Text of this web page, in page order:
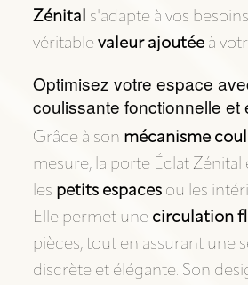
Zénital s'adapte à vos
véritablevaleur ajoutéeà
Optimisez votre espace
coulissante fonctionnelle et
Grâce à son mécanisme
mesure, la porte Éclat Zénital
les petits espaces ou les
Elle permet une circulation
pièces, tout en assurant une
discrète et élégante. Son